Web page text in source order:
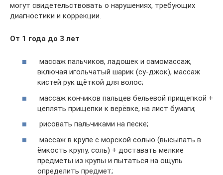
могут свидетельствовать о нарушениях, требующих
диагностики и коррекции.
От 1 года до 3 лет
массаж пальчиков, ладошек и самомассаж,
включая игольчатый шарик (су-джок), массаж
кистей рук щёткой для волос;
массаж кончиков пальцев бельевой прищепкой +
цеплять прищепки к верёвке, на лист бумаги;
рисовать пальчиками на песке;
массаж в крупе с морской солью (высыпать в
ёмкость крупу, соль) + доставать мелкие
предметы из крупы и пытаться на ощупь
определить предмет;